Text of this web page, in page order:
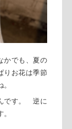
かでも、夏の
りお花は季節
です。 逆に